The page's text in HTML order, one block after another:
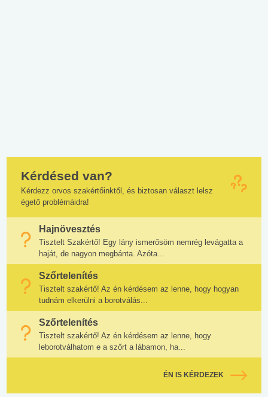
Kérdésed van?
Kérdezz orvos szakértőinktől, és biztosan választ lelsz
égető problémáidra!
Hajnövesztés
Tisztelt Szakértő! Egy lány ismerősöm nemrég levágatta a
haját, de nagyon megbánta. Azóta...
Szőrtelenítés
Tisztelt szakértő! Az én kérdésem az lenne, hogy hogyan
tudnám elkerülni a borotválás...
Szőrtelenítés
Tisztelt szakértő! Az én kérdésem az lenne, hogy
leborotválhatom e a szőrt a lábamon, ha...
ÉN IS KÉRDEZEK